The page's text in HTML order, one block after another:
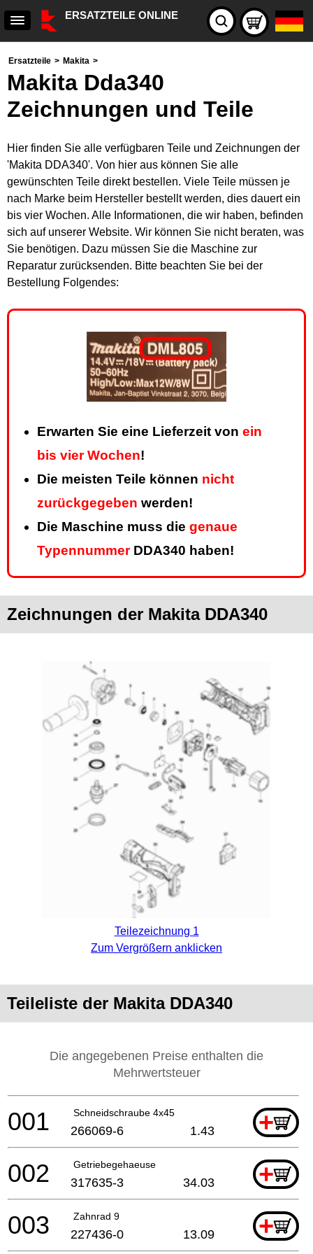
ERSATZTEILE ONLINE
Ersatzteile > Makita >
Makita Dda340
Zeichnungen und Teile
Hier finden Sie alle verfügbaren Teile und Zeichnungen der
'Makita DDA340'. Von hier aus können Sie alle
gewünschten Teile direkt bestellen. Viele Teile müssen je
nach Marke beim Hersteller bestellt werden, dies dauert ein
bis vier Wochen. Alle Informationen, die wir haben, befinden
sich auf unserer Website. Wir können Sie nicht beraten, was
Sie benötigen. Dazu müssen Sie die Maschine zur
Reparatur zurücksenden. Bitte beachten Sie bei der
Bestellung Folgendes:
Erwarten Sie eine Lieferzeit von ein
bis vier Wochen!
Die meisten Teile können nicht
zurückgegeben werden!
Die Maschine muss die genaue
TypennummerDDA340 haben!
Zeichnungen der Makita DDA340
Teilezeichnung 1
Zum Vergrößern anklicken
Teileliste der Makita DDA340
Die angegebenen Preise enthalten die
Mehrwertsteuer
Schneidschraube 4x45 +
001 266069-6 1.43
Getriebegehaeuse +
002 317635-3 34.03
Zahnrad 9 +
003 227436-0 13.09